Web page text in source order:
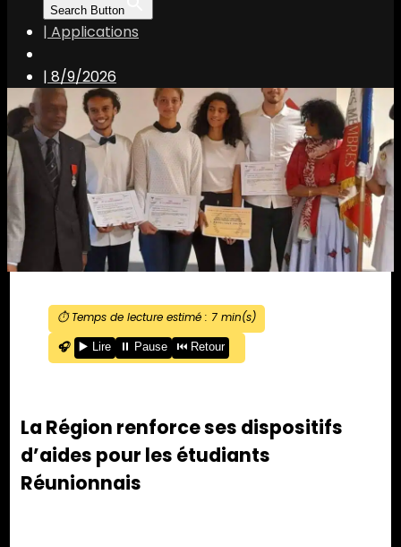
Search Button
| Applications
| 8/9/2026
⏱️ Temps de lecture estimé : 7min(s)
🎧
▶️ Lire ⏸️ Pause ⏮️ Retour
La Région renforce ses dispositifs
d’aides pour les étudiants
Réunionnais